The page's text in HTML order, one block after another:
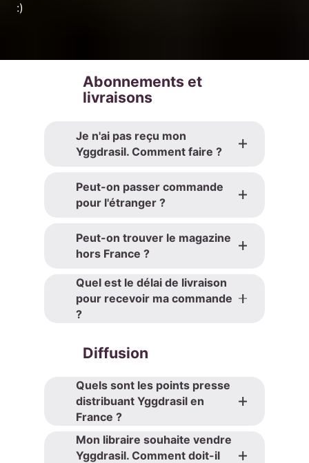
:)
Abonnements et
livraisons
Je n'ai pas reçu mon
Yggdrasil. Comment faire ?
Peut-on passer commande
pour l'étranger ?
Peut-on trouver le magazine
hors France ?
Quel est le délai de livraison
pour recevoir ma commande
?
Diffusion
Quels sont les points presse
distribuant Yggdrasil en
France ?
Mon libraire souhaite vendre
Yggdrasil. Comment doit-il